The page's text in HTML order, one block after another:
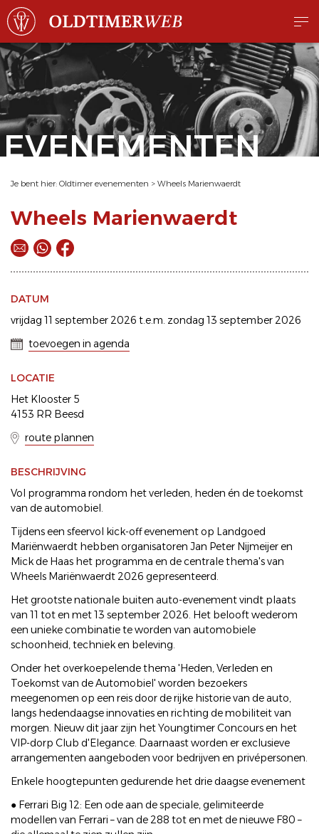
EVENEMENTEN
Je bent hier: Oldtimer evenementen > Wheels Marienwaerdt
Wheels Marienwaerdt
DATUM
vrijdag 11 september 2026 t.e.m. zondag 13 september 2026
toevoegen in agenda
LOCATIE
Het Klooster 5
4153 RR Beesd
route plannen
BESCHRIJVING
Vol programma rondom het verleden, heden én de toekomst
van de automobiel.
Tijdens een sfeervol kick-off evenement op Landgoed
Mariënwaerdt hebben organisatoren Jan Peter Nijmeijer en
Mick de Haas het programma en de centrale thema's van
Wheels Mariënwaerdt 2026 gepresenteerd.
Het grootste nationale buiten auto-evenement vindt plaats
van 11 tot en met 13 september 2026. Het belooft wederom
een unieke combinatie te worden van automobiele
schoonheid, techniek en beleving.
Onder het overkoepelende thema 'Heden, Verleden en
Toekomst van de Automobiel' worden bezoekers
meegenomen op een reis door de rijke historie van de auto,
langs hedendaagse innovaties en richting de mobiliteit van
morgen. Nieuw dit jaar zijn het Youngtimer Concours en het
VIP-dorp Club d'Elegance. Daarnaast worden er exclusieve
arrangementen aangeboden voor bedrijven en privépersonen.
Enkele hoogtepunten gedurende het drie daagse evenement
● Ferrari Big 12: Een ode aan de speciale, gelimiteerde
modellen van Ferrari – van de 288 tot en met de nieuwe F80 –